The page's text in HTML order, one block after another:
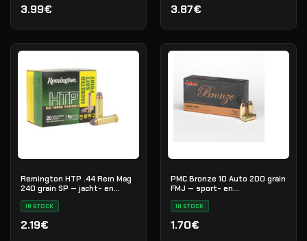
3.99€ 3.87€
Remington HTP .44 Rem Mag
240 grain SP — jacht- en
defensiemunitie
IN STOCK
2.19€
PMC Bronze 10 Auto 200 grain
FMJ — sport- en
oefenmunitie
IN STOCK
1.70€